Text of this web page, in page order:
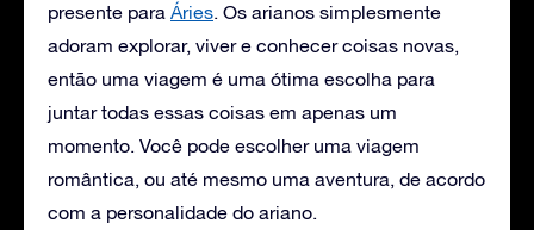
presente para Áries. Os arianos simplesmente
adoram explorar, viver e conhecer coisas novas,
então uma viagem é uma ótima escolha para
juntar todas essas coisas em apenas um
momento. Você pode escolher uma viagem
romântica, ou até mesmo uma aventura, de acordo
com a personalidade do ariano.